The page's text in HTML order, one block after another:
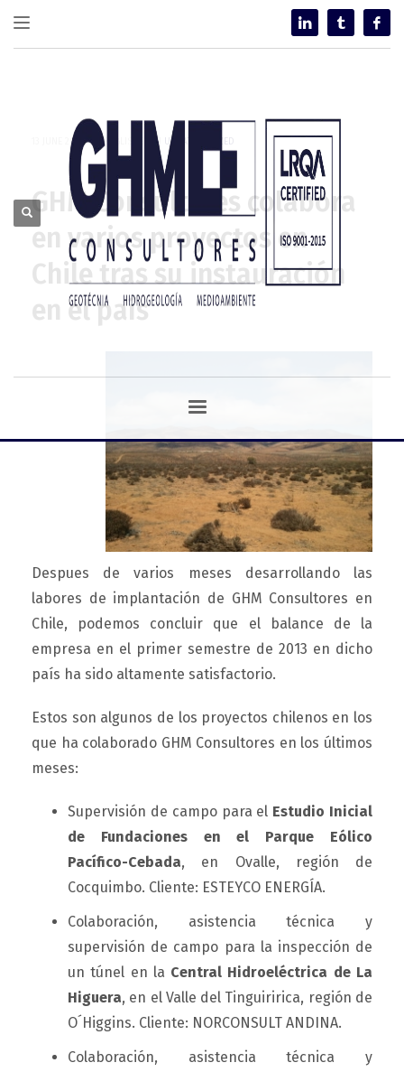
13 JUNE 2013 / PUBLISHED IN UNCATEGORIZED
GHM Consultores colabora
en varios proyectos en
Chile tras su instauración
en el país
Despues de varios meses desarrollando las
labores de implantación de GHM Consultores en
Chile, podemos concluir que el balance de la
empresa en el primer semestre de 2013 en dicho
país ha sido altamente satisfactorio.
Estos son algunos de los proyectos chilenos en los
que ha colaborado GHM Consultores en los últimos
meses:
Supervisión de campo para el Estudio Inicial
de Fundaciones en el Parque Eólico
Pacífico-Cebada, en Ovalle, región de
Cocquimbo. Cliente: ESTEYCO ENERGÍA.
Colaboración, asistencia técnica y
supervisión de campo para la inspección de
un túnel en la Central Hidroeléctrica de La
Higuera, en el Valle del Tinguiririca, región de
O´Higgins. Cliente: NORCONSULT ANDINA.
Colaboración, asistencia técnica y